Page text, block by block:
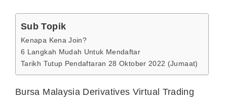
Sub Topik
Kenapa Kena Join?
6 Langkah Mudah Untuk Mendaftar
Tarikh Tutup Pendaftaran 28 Oktober 2022 (Jumaat)
Bursa Malaysia Derivatives Virtual Trading